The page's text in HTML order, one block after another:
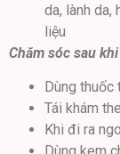
da, lành da,
liệu
Chăm sóc sau
Dùng
Tái khám
Khi đi ra